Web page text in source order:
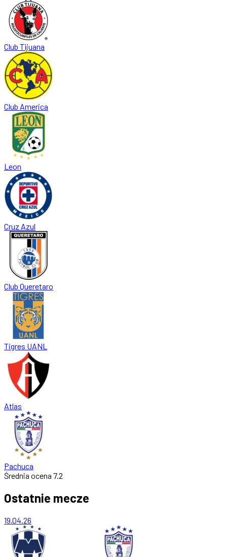
Club Tijuana
Club America
Leon
Cruz Azul
Club Queretaro
Tigres UANL
Atlas
Pachuca
Średnia ocena 7.2
Ostatnie mecze
19.04.26